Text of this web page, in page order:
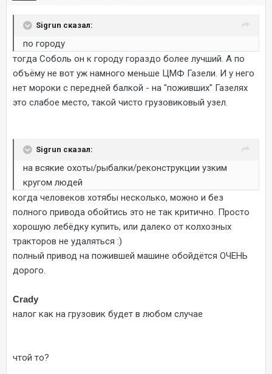
Sigrun сказал:
по городу
тогда Соболь он к городу гораздо более лучший. А по
объёму не вот уж намного меньше ЦМФ Газели. И у него
нет мороки с передней балкой - на "поживших" Газелях
это слабое место, такой чисто грузовиковый узел.
Sigrun сказал:
на всякие охоты/рыбалки/реконструкции узким
кругом людей
когда человеков хотябы несколько, можно и без
полного привода обойтись это не так критично. Просто
хорошую лебёдку купить, или далеко от колхозных
тракторов не удаляться :)
полный привод на пожившей машине обойдётся ОЧЕНЬ
дорого.
Crady
налог как на грузовик будет в любом случае
чтой то?